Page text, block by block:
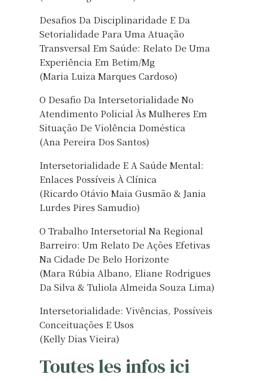
Desafios Da Disciplinaridade E Da
Setorialidade Para Uma Atuação
Transversal Em Saúde: Relato De Uma
Experiência Em Betim/Mg
(Maria Luiza Marques Cardoso)
O Desafio Da Intersetorialidade No
Atendimento Policial Às Mulheres Em
Situação De Violência Doméstica
(Ana Pereira Dos Santos)
Intersetorialidade E A Saúde Mental:
Enlaces Possíveis À Clínica
(Ricardo Otávio Maia Gusmão & Jania
Lurdes Pires Samudio)
O Trabalho Intersetorial Na Regional
Barreiro: Um Relato De Ações Efetivas
Na Cidade De Belo Horizonte
(Mara Rúbia Albano, Eliane Rodrigues
Da Silva & Tuliola Almeida Souza Lima)
Intersetorialidade: Vivências, Possíveis
Conceituações E Usos
(Kelly Dias Vieira)
Toutes les infos ici